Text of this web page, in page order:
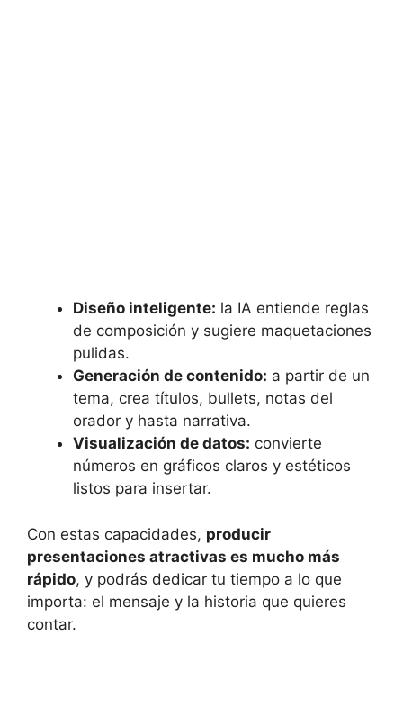
Diseño inteligente: la IA entiende reglas
de composición y sugiere maquetaciones
pulidas.
Generación de contenido: a partir de un
tema, crea títulos, bullets, notas del
orador y hasta narrativa.
Visualización de datos: convierte
números en gráficos claros y estéticos
listos para insertar.
Con estas capacidades, producir
presentaciones atractivas es mucho más
rápido, y podrás dedicar tu tiempo a lo que
importa: el mensaje y la historia que quieres
contar.